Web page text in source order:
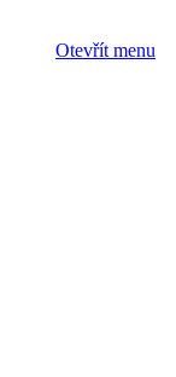
Otevřít menu